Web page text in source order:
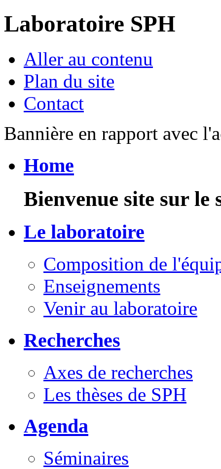
Laboratoire SPH
Aller au contenu
Plan du site
Contact
Bannière en rapport avec
Home
Bienvenue site sur
Le laboratoire
Composition de
Enseignements
Venir au laboratoire
Recherches
Axes de recherches
Les thèses de SPH
Agenda
Séminaires